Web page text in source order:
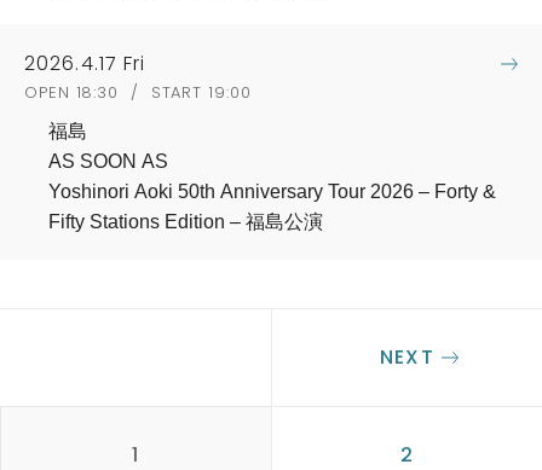
2026.4.17 Fri
OPEN 18:30 / START 19:00
福島
AS SOON AS
Yoshinori Aoki 50th Anniversary Tour 2026 – Forty &
Fifty Stations Edition – 福島公演
1 2
NEXT